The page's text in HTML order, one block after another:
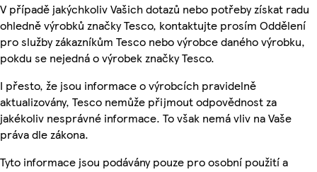
V případě jakýchkoliv Vašich dotazů nebo potřeby získat radu
ohledně výrobků značky Tesco, kontaktujte prosím Oddělení
pro služby zákazníkům Tesco nebo výrobce daného výrobku,
pokdu se nejedná o výrobek značky Tesco.
I přesto, že jsou informace o výrobcích pravidelně
aktualizovány, Tesco nemůže přijmout odpovědnost za
jakékoliv nesprávné informace. To však nemá vliv na Vaše
práva dle zákona.
Tyto informace jsou podávány pouze pro osobní použití a